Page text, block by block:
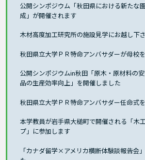
公開シンポジウム「秋田県における新たな
成」が開催されます
木材高度加工研究所の施設見学にお越し下
秋田県立大学ＰＲ特命アンバサダーが母校
公開シンポジウムin秋田「原木・原材料の
品の生産効率向上」を開催しました
秋田県立大学ＰＲ特命アンバサダー任命式
本学教員が岩手県大槌町で開催される「木
プ」に参加します
「カナダ留学×アメリカ横断体験談報告会